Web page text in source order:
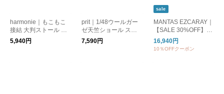
harmonie｜もこもこ
接結 大判ストール ス
トール マフラー 6258
0565
5,940円
prit｜1/48ウールガー
ゼ天竺ショール スカ
ーフ マフラー 正方形
肩掛け ひざ掛け p004
7,590円
sale
MANTAS EZCARAY｜
【SALE 30%OFF】S
CARF TARTAN マフラ
ー ストール チェック
16,940円
10％OFFクーポン